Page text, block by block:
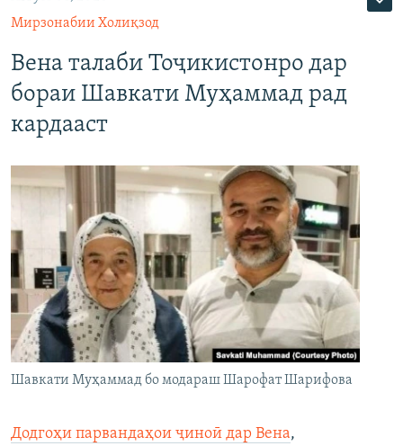
Мирзонабии Холиқзод
Вена талаби Тоҷикистонро дар
бораи Шавкати Муҳаммад рад
кардааст
Шавкати Муҳаммад бо модараш Шарофат Шарифова
Додгоҳи парвандаҳои ҷиноӣ дар Вена,